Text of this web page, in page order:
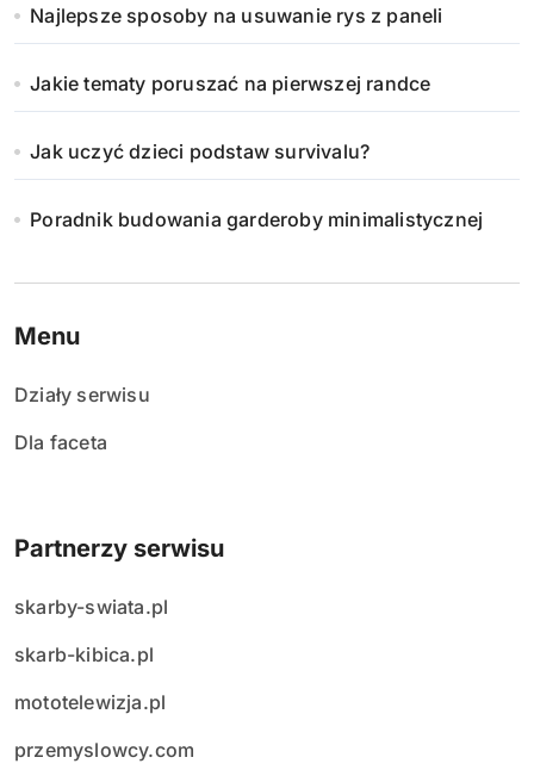
Najlepsze sposoby na usuwanie rys z paneli
Jakie tematy poruszać na pierwszej randce
Jak uczyć dzieci podstaw survivalu?
Poradnik budowania garderoby minimalistycznej
Menu
Działy serwisu
Dla faceta
Partnerzy serwisu
skarby-swiata.pl
skarb-kibica.pl
mototelewizja.pl
przemyslowcy.com